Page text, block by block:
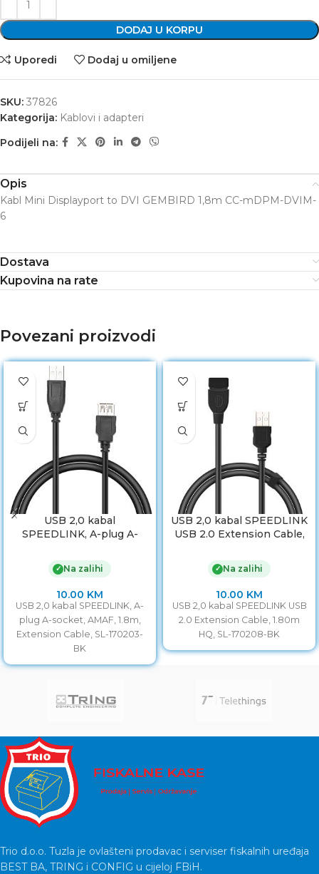
DODAJ U KORPU
Uporedi Dodaj u omiljene
SKU: 37826
Kategorija: Kablovi i adapteri
Podijeli na:
Opis
Kabl Mini Displayport to DVI GEMBIRD 1,8m CC-mDPM-DVIM-
6
Dostava
Kupovina na rate
Povezani proizvodi
USB 2,0 kabal
SPEEDLINK, A-plug A-
Extension Cable, SL-
170203-BK
✓ Na zalihi
10.00 KM
USB 2,0 kabal SPEEDLINK, A-
plug A-socket, AMAF, 1.8m,
Extension Cable, SL-170203-
BK
USB 2,0 kabal SPEEDLINK
USB 2.0 Extension Cable,
170208-BK
✓ Na zalihi
10.00 KM
USB 2,0 kabal SPEEDLINK USB
2.0 Extension Cable, 1.80m
HQ, SL-170208-BK
Trio d.o.o. Tuzla je ovlašteni prodavac i serviser fiskalnih uređaja
BEST BA, TRING i CONFIG u cijeloj FBiH.